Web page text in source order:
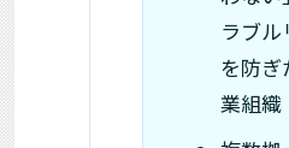
ラブル
を防ぎ
業組織